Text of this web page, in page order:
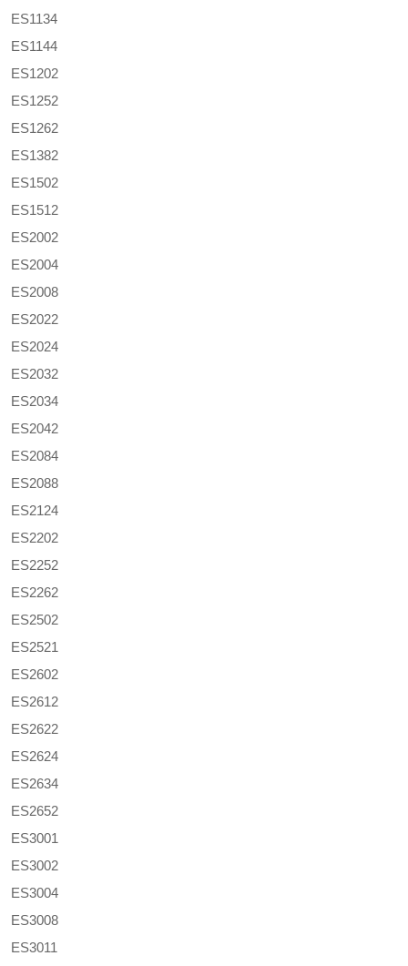
ES1134
ES1144
ES1202
ES1252
ES1262
ES1382
ES1502
ES1512
ES2002
ES2004
ES2008
ES2022
ES2024
ES2032
ES2034
ES2042
ES2084
ES2088
ES2124
ES2202
ES2252
ES2262
ES2502
ES2521
ES2602
ES2612
ES2622
ES2624
ES2634
ES2652
ES3001
ES3002
ES3004
ES3008
ES3011